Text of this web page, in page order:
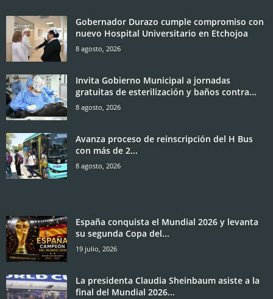
Gobernador Durazo cumple compromiso con
nuevo Hospital Universitario en Etchojoa
8 agosto, 2026
Invita Gobierno Municipal a jornadas
gratuitas de esterilización y baños contra...
8 agosto, 2026
Avanza proceso de reinscripción del H Bus
con más de 2...
8 agosto, 2026
España conquista el Mundial 2026 y levanta
su segunda Copa del...
19 julio, 2026
La presidenta Claudia Sheinbaum asiste a la
final del Mundial 2026...